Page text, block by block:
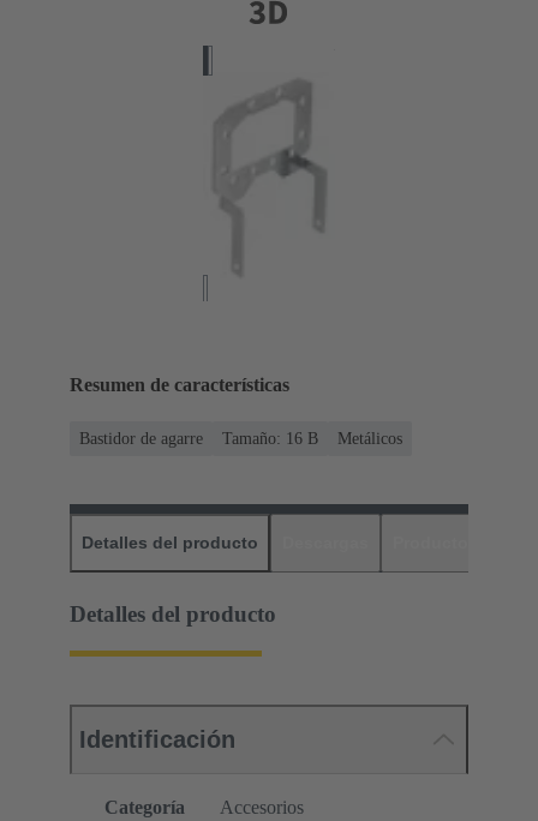
Resumen de características
Bastidor de agarre Tamaño: 16 B Metálicos
Detalles del producto
Detalles del producto
Identificación
Categoría
Accesorios